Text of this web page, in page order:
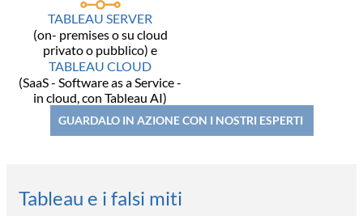
TABLEAU SERVER
(on- premises o su cloud
privato o pubblico) e
TABLEAU CLOUD
(SaaS - Software as a Service -
in cloud, con Tableau AI)
GUARDALO IN AZIONE CON I NOSTRI ESPERTI
Tableau e i falsi miti